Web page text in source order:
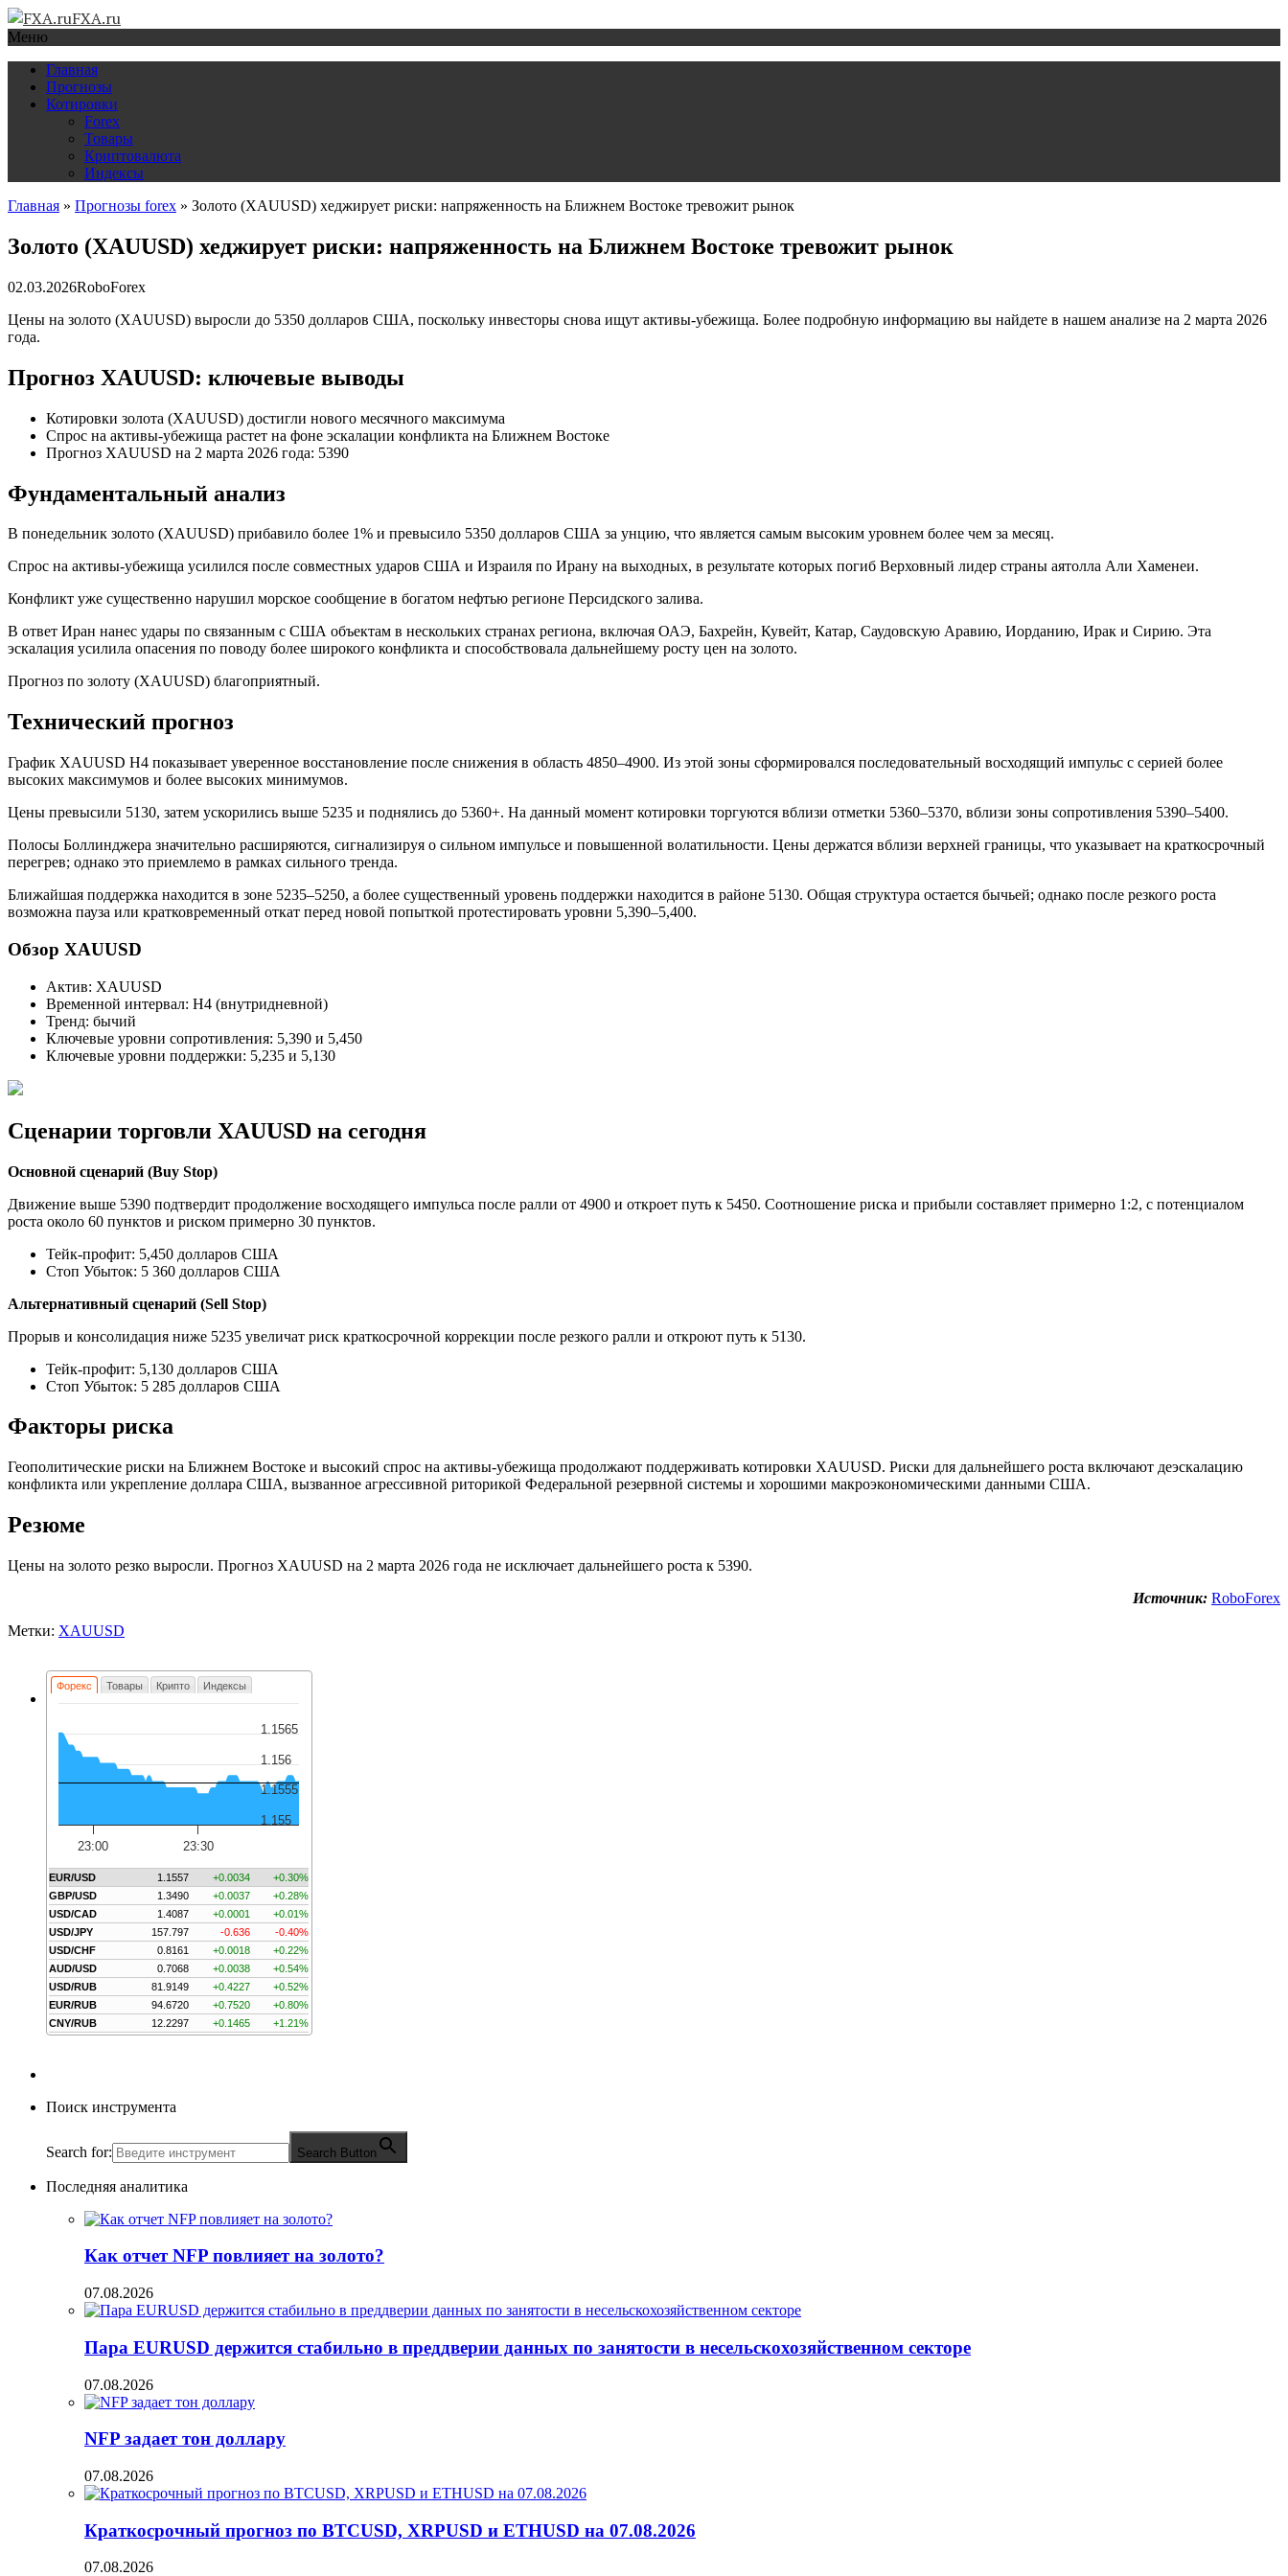
FXA.ru
Меню
Главная
Прогнозы
Котировки
Forex
Товары
Криптовалюта
Индексы
Главная » Прогнозы forex » Золото (XAUUSD) хеджирует риски: напряженность на Ближнем Востоке тревожит рынок
Золото (XAUUSD) хеджирует риски: напряженность на Ближнем Востоке тревожит рынок
02.03.2026RoboForex
Цены на золото (XAUUSD) выросли до 5350 долларов США, поскольку инвесторы снова ищут активы-убежища. Более подробную информацию вы найдете в нашем анализе на 2 марта 2026
года.
Прогноз XAUUSD: ключевые выводы
Котировки золота (XAUUSD) достигли нового месячного максимума
Спрос на активы-убежища растет на фоне эскалации конфликта на Ближнем Востоке
Прогноз XAUUSD на 2 марта 2026 года: 5390
Фундаментальный анализ
В понедельник золото (XAUUSD) прибавило более 1% и превысило 5350 долларов США за унцию, что является самым высоким уровнем более чем за месяц.
Спрос на активы-убежища усилился после совместных ударов США и Израиля по Ирану на выходных, в результате которых погиб Верховный лидер страны аятолла Али Хаменеи.
Конфликт уже существенно нарушил морское сообщение в богатом нефтью регионе Персидского залива.
В ответ Иран нанес удары по связанным с США объектам в нескольких странах региона, включая ОАЭ, Бахрейн, Кувейт, Катар, Саудовскую Аравию, Иорданию, Ирак и Сирию. Эта
эскалация усилила опасения по поводу более широкого конфликта и способствовала дальнейшему росту цен на золото.
Прогноз по золоту (XAUUSD) благоприятный.
Технический прогноз
График XAUUSD H4 показывает уверенное восстановление после снижения в область 4850–4900. Из этой зоны сформировался последовательный восходящий импульс с серией более
высоких максимумов и более высоких минимумов.
Цены превысили 5130, затем ускорились выше 5235 и поднялись до 5360+. На данный момент котировки торгуются вблизи отметки 5360–5370, вблизи зоны сопротивления 5390–5400.
Полосы Боллинджера значительно расширяются, сигнализируя о сильном импульсе и повышенной волатильности. Цены держатся вблизи верхней границы, что указывает на краткосрочный
перегрев; однако это приемлемо в рамках сильного тренда.
Ближайшая поддержка находится в зоне 5235–5250, а более существенный уровень поддержки находится в районе 5130. Общая структура остается бычьей; однако после резкого роста
возможна пауза или кратковременный откат перед новой попыткой протестировать уровни 5,390–5,400.
Обзор XAUUSD
Актив: XAUUSD
Временной интервал: H4 (внутридневной)
Тренд: бычий
Ключевые уровни сопротивления: 5,390 и 5,450
Ключевые уровни поддержки: 5,235 и 5,130
Сценарии торговли XAUUSD на сегодня
Основной сценарий (Buy Stop)
Движение выше 5390 подтвердит продолжение восходящего импульса после ралли от 4900 и откроет путь к 5450. Соотношение риска и прибыли составляет примерно 1:2, с потенциалом
роста около 60 пунктов и риском примерно 30 пунктов.
Тейк-профит: 5,450 долларов США
Стоп Убыток: 5 360 долларов США
Альтернативный сценарий (Sell Stop)
Прорыв и консолидация ниже 5235 увеличат риск краткосрочной коррекции после резкого ралли и откроют путь к 5130.
Тейк-профит: 5,130 долларов США
Стоп Убыток: 5 285 долларов США
Факторы риска
Геополитические риски на Ближнем Востоке и высокий спрос на активы-убежища продолжают поддерживать котировки XAUUSD. Риски для дальнейшего роста включают деэскалацию
конфликта или укрепление доллара США, вызванное агрессивной риторикой Федеральной резервной системы и хорошими макроэкономическими данными США.
Резюме
Цены на золото резко выросли. Прогноз XAUUSD на 2 марта 2026 года не исключает дальнейшего роста к 5390.
Источник: RoboForex
Метки: XAUUSD
Форекс Товары Крипто Индексы
23:00 23:30
1.155
1.1555
1.156
1.1565
EUR/USD 1.1557 +0.0034
+0.30%
GBP/USD
1.3490 +0.0037
+0.28%
USD/CAD
1.4087 +0.0001
+0.01%
USD/JPY
157.797 -0.636
-0.40%
USD/CHF
0.8161 +0.0018
+0.22%
AUD/USD
0.7068 +0.0038
+0.54%
USD/RUB
81.9149 +0.4227
+0.52%
EUR/RUB
94.6720 +0.7520
+0.80%
CNY/RUB
12.2297 +0.1465 +1.21%
Поиск инструмента
Search for: Search Button
Последняя аналитика
Как отчет NFP повлияет на золото?
07.08.2026
Пара EURUSD держится стабильно в преддверии данных по занятости в несельскохозяйственном секторе
07.08.2026
NFP задает тон доллару
07.08.2026
Краткосрочный прогноз по BTCUSD, XRPUSD и ETHUSD на 07.08.2026
07.08.2026